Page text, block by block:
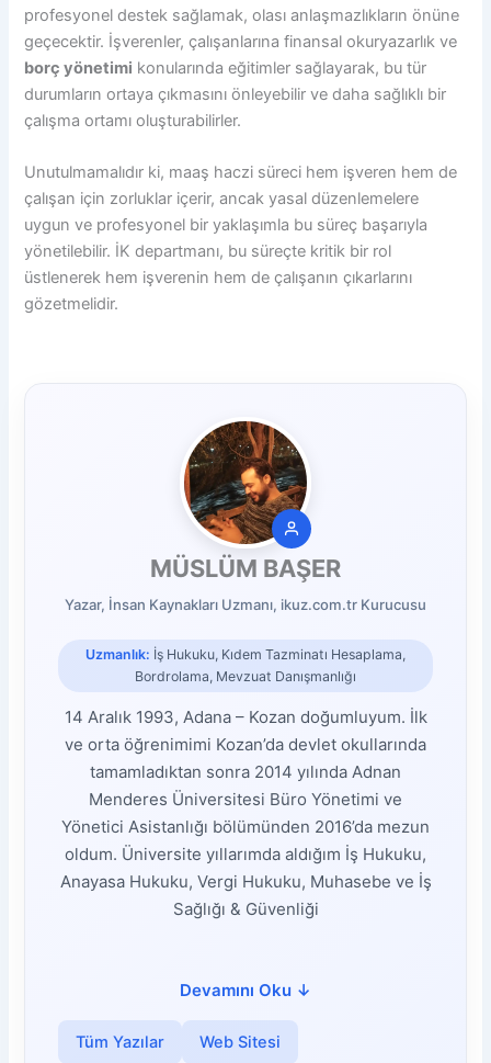
profesyonel destek sağlamak, olası anlaşmazlıkların önüne
geçecektir. İşverenler, çalışanlarına finansal okuryazarlık ve
borç yönetimi konularında eğitimler sağlayarak, bu tür
durumların ortaya çıkmasını önleyebilir ve daha sağlıklı bir
çalışma ortamı oluşturabilirler.
Unutulmamalıdır ki, maaş haczi süreci hem işveren hem de
çalışan için zorluklar içerir, ancak yasal düzenlemelere
uygun ve profesyonel bir yaklaşımla bu süreç başarıyla
yönetilebilir. İK departmanı, bu süreçte kritik bir rol
üstlenerek hem işverenin hem de çalışanın çıkarlarını
gözetmelidir.
MÜSLÜM BAŞER
Yazar, İnsan Kaynakları Uzmanı, ikuz.com.tr Kurucusu
Uzmanlık: İş Hukuku, Kıdem Tazminatı Hesaplama,
Bordrolama, Mevzuat Danışmanlığı
14 Aralık 1993, Adana – Kozan doğumluyum. İlk
ve orta öğrenimimi Kozan’da devlet okullarında
tamamladıktan sonra 2014 yılında Adnan
Menderes Üniversitesi Büro Yönetimi ve
Yönetici Asistanlığı bölümünden 2016’da mezun
oldum. Üniversite yıllarımda aldığım İş Hukuku,
Anayasa Hukuku, Vergi Hukuku, Muhasebe ve İş
Sağlığı & Güvenliği
Devamını Oku ↓
Tüm Yazılar Web Sitesi